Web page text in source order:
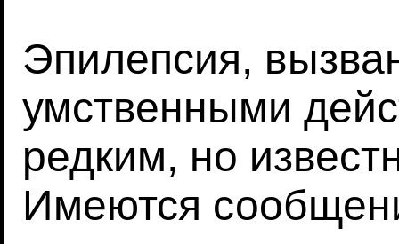
Эпилепсия,
умственными
редким, но
Имеются